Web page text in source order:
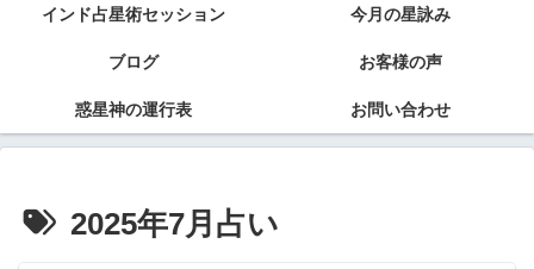
インド占星術セッション 今月の星詠み
ブログ お客様の声
惑星神の運行表 お問い合わせ
2025年7月占い